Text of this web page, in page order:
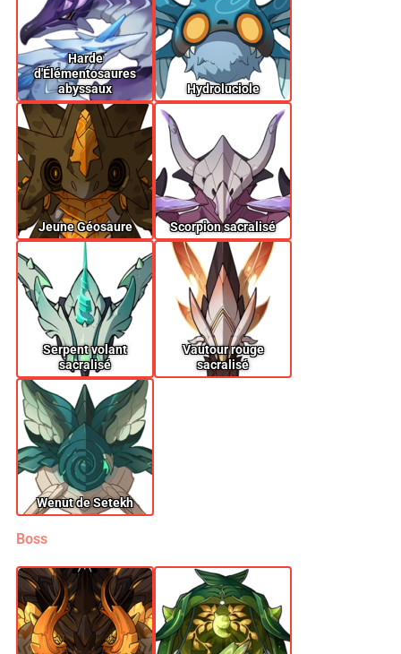
Harde
d'Élémentosaures
abyssaux
Hydroluciole
Jeune Géosaure Scorpion sacralisé
Serpent volant
sacralisé
Vautour rouge
sacralisé
Wenut de Setekh
Boss